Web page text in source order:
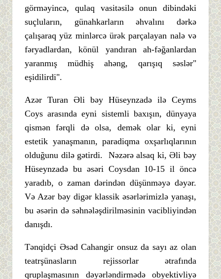
görməyincə, qulaq vasitəsilə onun dibindəki
suçluların, günahkarların əhvalını dərkə
çalışaraq yüz minlərcə ürək parçalayan nalə və
fəryadlardan, könül yandıran ah-fəğanlardan
yaranmış müdhiş ahəng, qarışıq səslər"
eşidilirdi".
Azər Turan Əli bəy Hüseynzadə ilə Ceyms
Coys arasında eyni sistemli baxışın, dünyaya
qismən fərqli də olsa, demək olar ki, eyni
estetik yanaşmanın, paradiqma oxşarlıqlarının
olduğunu dilə gətirdi. Nəzərə alsaq ki, Əli bəy
Hüseynzadə bu əsəri Coysdan 10-15 il öncə
yaradıb, o zaman dərindən düşünməyə dəyər.
Və Azər bəy digər klassik əsərlərimizlə yanaşı,
bu əsərin də səhnələşdirilməsinin vacibliyindən
danışdı.
Tənqidçi Əsəd Cahangir onsuz da sayı az olan
teatrşünasların rejissorlar ətrafında
qruplaşmasının dəyərləndirmədə obyektivliyə